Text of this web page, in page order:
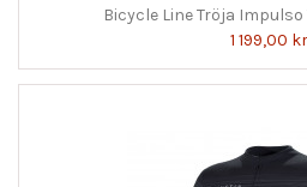
Bicycle Line Tröja
1 199,00 kr